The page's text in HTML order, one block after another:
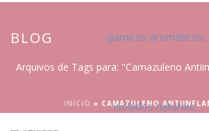
BLOG
Arquivos de Tags para: "Camazuleno
INÍCIO » CAMAZULENO